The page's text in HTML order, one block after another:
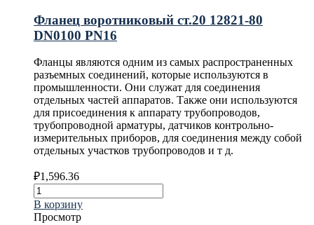
Фланец воротниковый ст.20 12821-80
DN0100 PN16
Фланцы являются одним из самых распространенных
разъемных соединений, которые используются в
промышленности. Они служат для соединения
отдельных частей аппаратов. Также они используются
для присоединения к аппарату трубопроводов,
трубопроводной арматуры, датчиков контрольно-
измерительных приборов, для соединения между собой
отдельных участков трубопроводов и т д.
₽1,596.36
В корзину
Просмотр